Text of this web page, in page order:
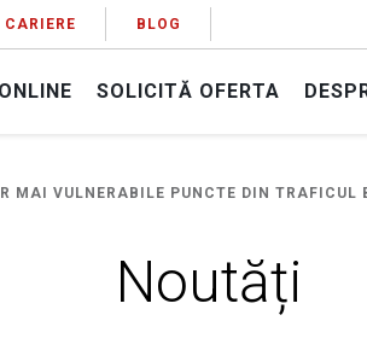
CARIERE BLOG
SOLICITĂ OFERTA
MAI VULNERABILE PUNCTE DIN TRAFICUL
Noutăți